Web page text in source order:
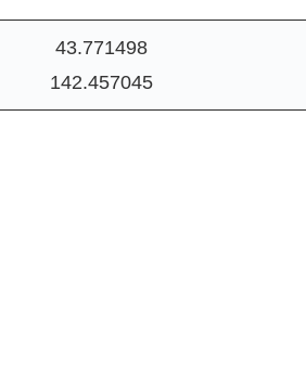
43.771498
142.457045